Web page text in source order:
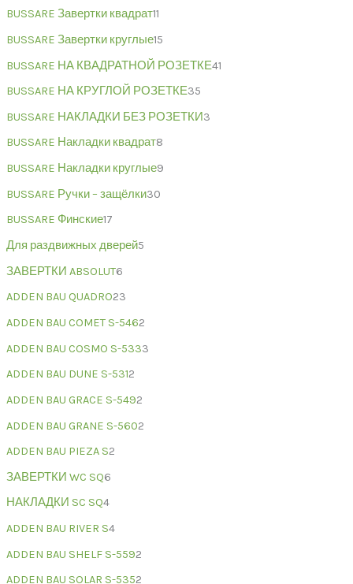
BUSSARE Завертки квадрат11
BUSSARE Завертки круглые15
BUSSARE НА КВАДРАТНОЙ РОЗЕТКЕ41
BUSSARE НА КРУГЛОЙ РОЗЕТКЕ35
BUSSARE НАКЛАДКИ БЕЗ РОЗЕТКИ3
BUSSARE Накладки квадрат8
BUSSARE Накладки круглые9
BUSSARE Ручки – защёлки30
BUSSARE Финские17
Для раздвижных дверей5
ЗАВЕРТКИ ABSOLUT6
ADDEN BAU QUADRO23
ADDEN BAU COMET S-5462
ADDEN BAU COSMO S-5333
ADDEN BAU DUNE S-5312
ADDEN BAU GRACE S-5492
ADDEN BAU GRANE S-5602
ADDEN BAU PIEZA S2
ЗАВЕРТКИ WC SQ6
НАКЛАДКИ SC SQ4
ADDEN BAU RIVER S4
ADDEN BAU SHELF S-5592
ADDEN BAU SOLAR S-5352